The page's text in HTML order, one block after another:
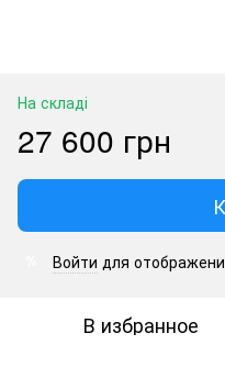
На складі
27 600 грн
Войти для
В избранное